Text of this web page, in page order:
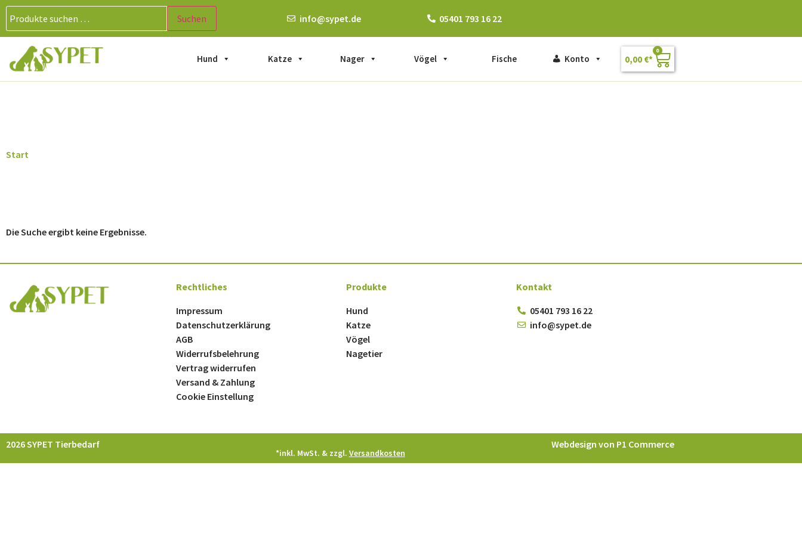
Suchen info@sypet.de 05401 793 16 22
Hund Katze Nager Vögel Fische Konto 0,00 €
0
Start
Die Suche ergibt keine Ergebnisse.
Rechtliches
Impressum
Datenschutzerklärung
AGB
Widerrufsbelehrung
Vertrag widerrufen
Versand & Zahlung
Cookie Einstellung
Produkte
Hund
Katze
Vögel
Nagetier
Kontakt
05401 793 16 22
info@sypet.de
2026 SYPET Tierbedarf Webdesign von P1 Commerce
*inkl. MwSt. & zzgl. Versandkosten